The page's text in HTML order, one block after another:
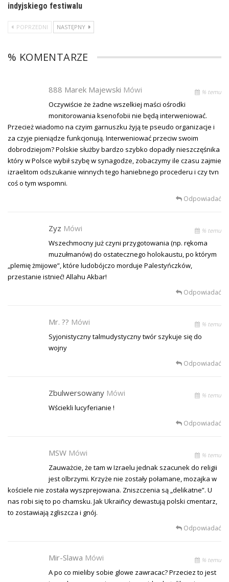
indyjskiego festiwalu
POPRZEDNI NASTĘPNY
% KOMENTARZE
888 Marek Majewski Mówi % temu
Oczywiście że żadne wszelkiej maści ośrodki
monitorowania ksenofobii nie będą interweniować.
Przecież wiadomo na czyim garnuszku żyją te pseudo organizacje i
za czyje pieniądze funkcjonują. Interweniować przeciw swoim
dobrodziejom? Polskie służby bardzo szybko dopadły nieszczęśnika
który w Polsce wybił szybę w synagodze, zobaczymy ile czasu zajmie
izraelitom odszukanie winnych tego haniebnego procederu i czy tvn
coś o tym wspomni.
Odpowiadać
Zyz Mówi % temu
Wszechmocny już czyni przygotowania (np. rękoma
muzułmanów) do ostatecznego holokaustu, po którym
„plemię żmijowe”, które ludobójczo morduje Palestyńczków,
przestanie istnieć! Allahu Akbar!
Odpowiadać
Mr. ?? Mówi % temu
Syjonistyczny talmudystyczny twór szykuje się do
wojny
Odpowiadać
Zbulwersowany Mówi % temu
Wściekli lucyferianie !
Odpowiadać
MSW Mówi % temu
Zauważcie, że tam w Izraelu jednak szacunek do religii
jest olbrzymi. Krzyże nie zostały połamane, mozajka w
kościele nie została wyszprejowana. Zniszczenia są „delikatne”. U
nas robi się to po chamsku. Jak Ukraiñcy dewastują polski cmentarz,
to zostawiają zgliszcza i gnój.
Odpowiadać
Mir-Slawa Mówi % temu
A po co mieliby sobie glowe zawracac? Przeciez to jest